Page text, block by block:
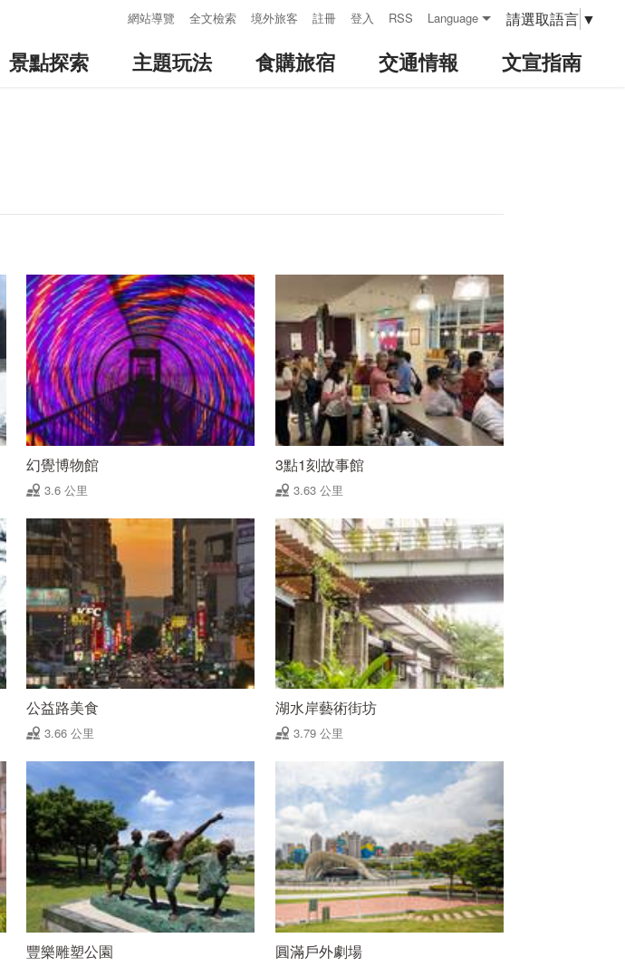
網站導覽 全文檢索 境外旅客 註冊 登入 RSS Language 請選取語言 ▼
景點探索 主題玩法 食購旅宿 交通情報 文宣指南
幻覺博物館
3.6 公里
3點1刻故事館
3.63 公里
公益路美食
3.66 公里
湖水岸藝術街坊
3.79 公里
豐樂雕塑公園 圓滿戶外劇場